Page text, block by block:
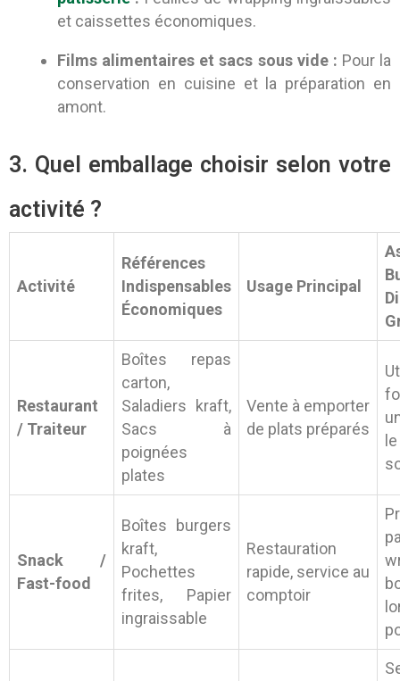
et caissettes économiques.
Films alimentaires et sacs sous vide : Pour la
conservation en cuisine et la préparation en
amont.
3. Quel emballage choisir selon votre
activité ?
Activité
Références
Indispensables
Économiques
Usage Principal
Restaurant
/ Traiteur
Boîtes repas
carton,
Saladiers kraft,
Sacs à
poignées
plates
Vente à emporter
de plats préparés
Snack /
Fast-food
Boîtes burgers
kraft,
Pochettes
frites, Papier
ingraissable
Restauration
rapide, service au
comptoir